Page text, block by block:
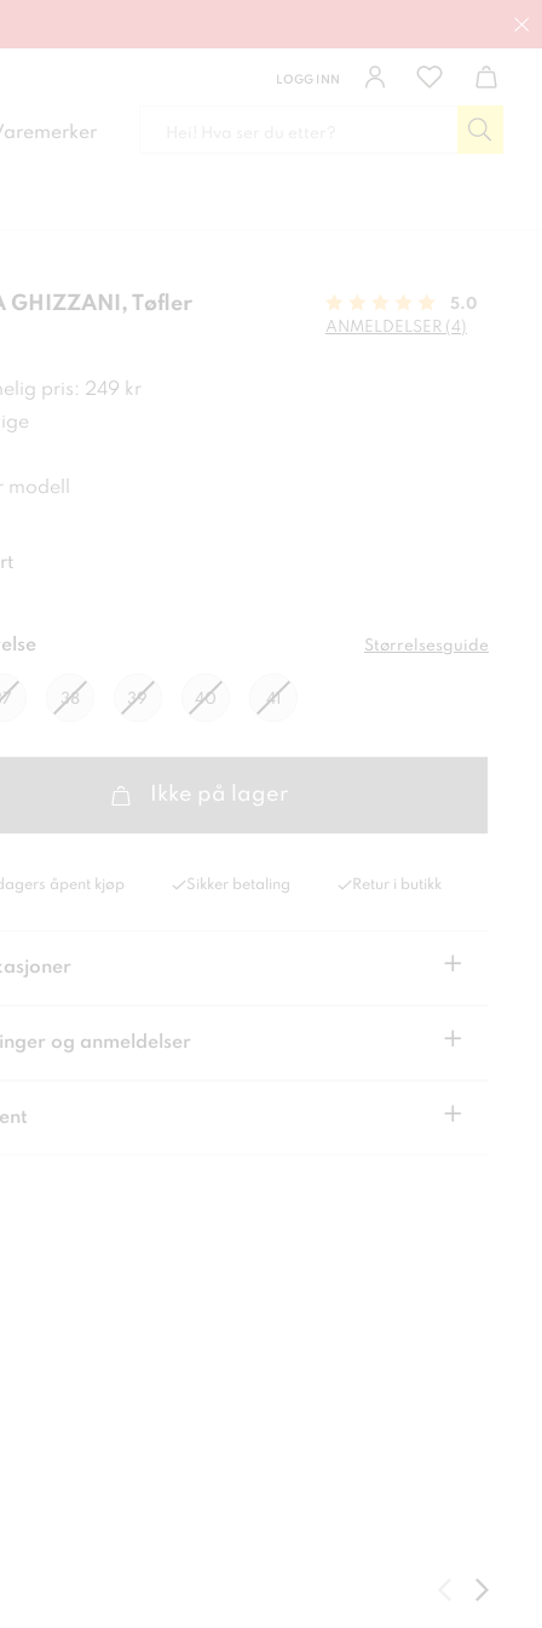
LOGG INN
GHIZZANI, Tøfler
5.0
ANMELDELSER (4)
pris: 249 kr
Størrelsesguide
38 39 40 41
Ikke på lager
åpent kjøp Sikker betaling Retur i butikk
+
og anmeldelser +
+